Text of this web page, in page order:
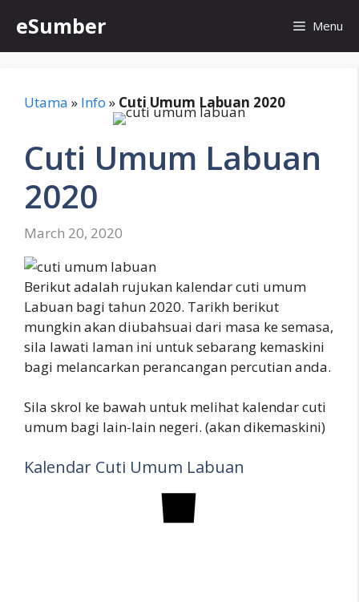
content
eSumber Menu
Utama » Info » Cuti Umum Labuan 2020
Cuti Umum Labuan
2020
March 20, 2020
Berikut adalah rujukan kalendar cuti umum
Labuan bagi tahun 2020. Tarikh berikut
mungkin akan diubahsuai dari masa ke semasa,
sila lawati laman ini untuk sebarang kemaskini
bagi melancarkan perancangan percutian anda.
Sila skrol ke bawah untuk melihat kalendar cuti
umum bagi lain-lain negeri. (akan dikemaskini)
Kalendar Cuti Umum Labuan